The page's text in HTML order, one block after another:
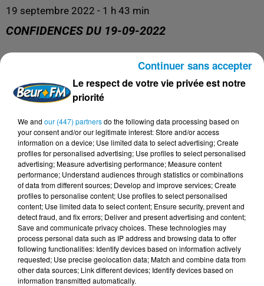
19 septembre 2022 - 1 h 43 min
CONFIDENCES DU 19-09-2022
DERNIERS PODCASTS
24 juillet 2026
Les Zinformés - 24/07/26
Le respect de votre vie privée est notre
priorité
We and our (447) partnersdo the following data processing based on
your consent and/or our legitimate interest: Store and/or access
information on a device; Use limited data to select advertising; Create
profiles for personalised advertising; Use profiles to select personalised
advertising; Measure advertising performance; Measure content
performance; Understand audiences through statistics or combinations
of data from different sources; Develop and improve services; Create
profiles to personalise content; Use profiles to select personalised
content; Use limited data to select content; Ensure security, prevent and
detect fraud, and fix errors; Deliver and present advertising and content;
Save and communicate privacy choices. These technologies may
process personal data such as IP address and browsing data to offer
following functionalities: Identify devices based on information actively
requested; Use precise geolocation data; Match and combine data from
other data sources; Link different devices; Identify devices based on
information transmitted automatically.
Continuer sans accepter